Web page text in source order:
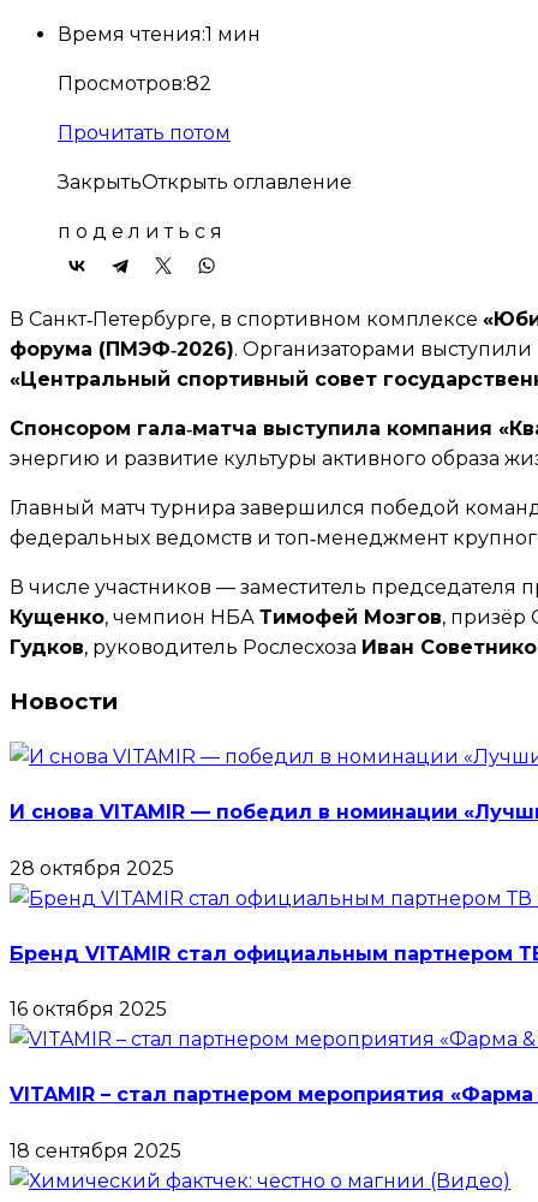
Время чтения:1 мин
Просмотров:82
Прочитать потом
ЗакрытьОткрыть оглавление
п о д е л и т ь с я
В Санкт‑Петербурге, в спортивном комплексе
форума (ПМЭФ‑2026). Организаторами выступили
«Центральный спортивный совет
Спонсором гала‑матча выступила компания
энергию и развитие культуры активного образа
Главный матч турнира завершился победой
федеральных ведомств и топ‑менеджмент
В числе участников — заместитель председателя
Кущенко, чемпион НБА Тимофей Мозгов,
Гудков, руководитель Рослесхоза Иван
Новости
И снова VITAMIR — победил в номинации
28 октября 2025
Бренд VITAMIR стал официальным партнером
16 октября 2025
VITAMIR – стал партнером мероприятия
18 сентября 2025